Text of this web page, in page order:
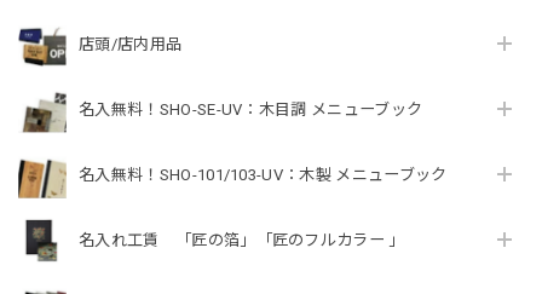
店頭/店内用品
名入無料！SHO-SE-UV：木目調 メニューブック
名入無料！SHO-101/103-UV：木製 メニューブック
名入れ工賃 「匠の箔」「匠のフルカラー 」